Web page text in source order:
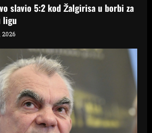
slavio 5:2 kod Žalgirisa u borbi za
ligu
2026